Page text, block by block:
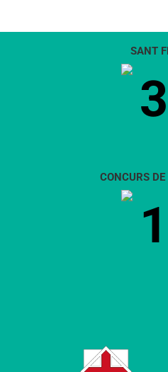
SANT
CONCURS